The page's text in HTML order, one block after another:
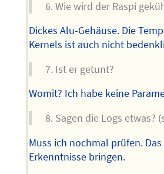
Wie wird der Raspi
Dickes Alu-Gehäuse. Die
Kernels ist auch nicht
Ist er getunt?
Womit? Ich habe keine
Sagen die Logs etwas?
Muss ich nochmal prüfen.
Erkenntnisse bringen.